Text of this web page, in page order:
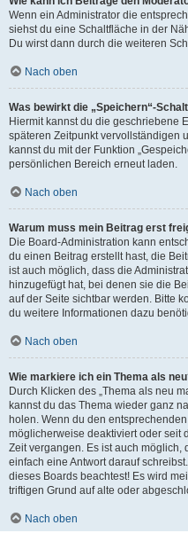
Wenn ein Administrator die
siehst du eine Schaltfläche in der
Du wirst dann durch die weiteren
Nach oben
Was bewirkt die „Speichern“-
Hiermit kannst du die geschriebene
späteren Zeitpunkt vervollständigen
kannst du mit der Funktion
persönlichen Bereich erneut laden.
Nach oben
Warum muss mein Beitrag erst
Die Board-Administration kann
du einen Beitrag erstellt hast, die
ist auch möglich, dass die
hinzugefügt hat, bei denen sie die
auf der Seite sichtbar werden. Bitte
du weitere Informationen dazu
Nach oben
Wie markiere ich ein Thema als
Durch Klicken des „Thema als neu
kannst du das Thema wieder ganz
holen. Wenn du den
möglicherweise deaktiviert oder seit
Zeit vergangen. Es ist auch möglich,
einfach eine Antwort darauf
dieses Boards beachtest! Es wird
triftigen Grund auf alte oder
Nach oben